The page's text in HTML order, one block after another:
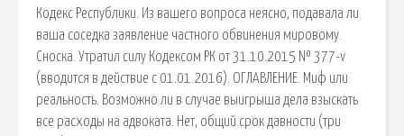
Кодекс Республики. Из вашего вопроса неясно, подавала ли
ваша соседка заявление частного обвинения мировому.
Сноска. Утратил силу Кодексом РК от 31.10.2015 № 377-v
(вводится в действие с 01.01.2016). ОГЛАВЛЕНИЕ. Миф или
реальность. Возможно ли в случае выигрыша дела взыскать
все расходы на адвоката. Нет, общий срок давности (три